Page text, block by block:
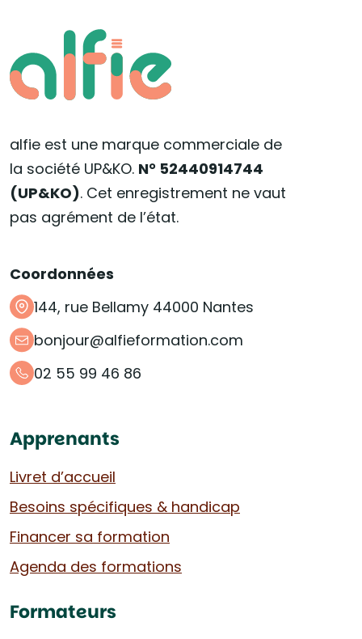
alfie est une marque commerciale de
la société UP&KO. N° 52440914744
(UP&KO). Cet enregistrement ne vaut
pas agrément de l’état.
Coordonnées
144, rue Bellamy 44000 Nantes
bonjour@alfieformation.com
02 55 99 46 86
Apprenants
Livret d’accueil
Besoins spécifiques & handicap
Financer sa formation
Agenda des formations
Formateurs